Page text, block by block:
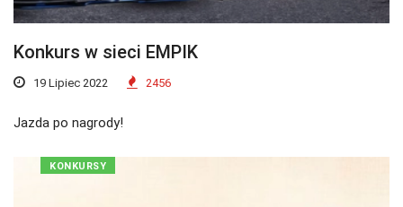
Konkurs w sieci EMPIK
19 Lipiec 2022 2456
Jazda po nagrody!
KONKURSY